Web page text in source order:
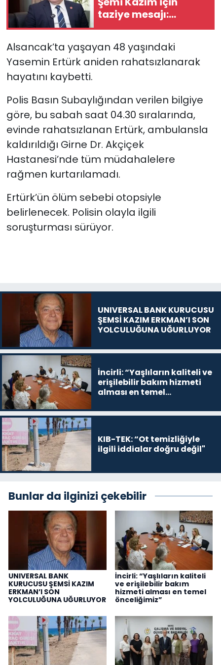
taziye mesajı:
“Ömrünü halka
değerli insandı”
Alsancak’ta yaşayan 48 yaşındaki
Yasemin Ertürk aniden rahatsızlanarak
hayatını kaybetti.
Polis Basın Subaylığından verilen bilgiye
göre, bu sabah saat 04.30 sıralarında,
evinde rahatsızlanan Ertürk, ambulansla
kaldırıldığı Girne Dr. Akçiçek
Hastanesi’nde tüm müdahalelere
rağmen kurtarılamadı.
Ertürk’ün ölüm sebebi otopsiyle
belirlenecek. Polisin olayla ilgili
soruşturması sürüyor.
UNIVERSAL BANK KURUCUSU
ŞEMSİ KAZIM ERKMAN’I SON
YOLCULUĞUNA UĞURLUYOR
İncirli: “Yaşlıların kaliteli ve
erişilebilir bakım hizmeti
alması en temel
KIB-TEK: “Ot temizliğiyle
ilgili iddialar doğru değil"
Bunlar da ilginizi çekebilir
UNIVERSAL BANK
KURUCUSU ŞEMSİ KAZIM
ERKMAN’I SON
YOLCULUĞUNA UĞURLUYOR
İncirli: “Yaşlıların kaliteli
ve erişilebilir bakım
hizmeti alması en temel
önceliğimiz”
SAĞLIK
Spor
Teknoloji
TÜRKiYE
Video Galeri
YAŞAM
Yazarlar